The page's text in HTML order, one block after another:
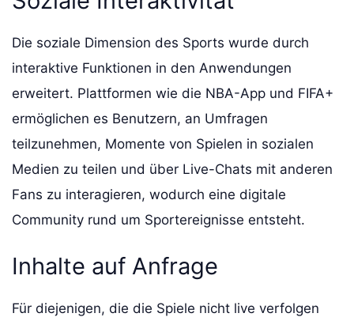
Die soziale Dimension des Sports wurde durch
interaktive Funktionen in den Anwendungen
erweitert. Plattformen wie die NBA-App und FIFA+
ermöglichen es Benutzern, an Umfragen
teilzunehmen, Momente von Spielen in sozialen
Medien zu teilen und über Live-Chats mit anderen
Fans zu interagieren, wodurch eine digitale
Community rund um Sportereignisse entsteht.
Inhalte auf Anfrage
Für diejenigen, die die Spiele nicht live verfolgen